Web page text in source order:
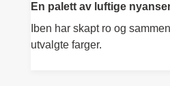
En palett av luftige
Iben har skapt ro og
utvalgte farger.